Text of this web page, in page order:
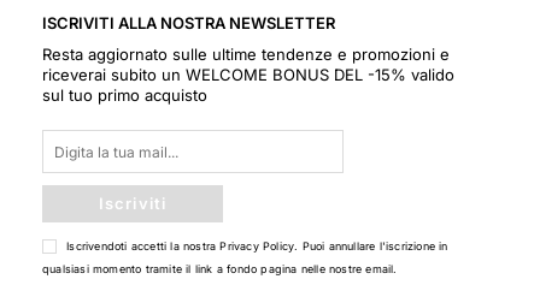
ISCRIVITI ALLA NOSTRA NEWSLETTER
Resta aggiornato sulle ultime tendenze e promozioni e
riceverai subito un WELCOME BONUS DEL -15% valido
sul tuo primo acquisto
Iscriviti
Iscrivendoti accetti la nostraPrivacy Policy . Puoi annullare l'iscrizione in
qualsiasi momento tramite il link a fondo pagina nelle nostre email.